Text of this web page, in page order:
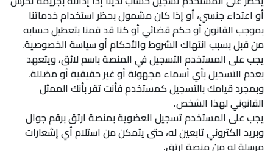
أو اعتداء جنسي، أو إذا كان مشمول بحظر استخدام خدماتنا
بموجب القانون أو حكم قضائي أو كنا قد قمنا بتعطيل حسابه
من قبل بسبب انتهاك الشروط والأحكام أو سياسة الخصوصية.
يجب على المستخدم التسجيل في المنصة باسم لائق، ويتعهد
بعدم التسجيل بأي أسماء مجهولة أو غير حقيقية أو مضللة.
وبمجرد قيامك بالتسجيل كمستخدم فأنت تقر بأنك الممثل
القانوني لهذا الشخص.
يجب على المستخدم تسجيل العضوية بمنصة ارتق برقم جوال
وبريد الكتروني تابعين له، حتى يتمكن من استلام أي إشعارات
مرسلة له من منصة ارتق.